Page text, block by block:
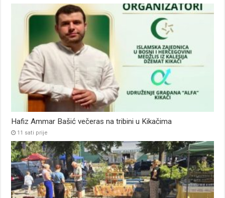
Hafiz Ammar Bašić večeras na tribini u Kikačima
11 sati prije